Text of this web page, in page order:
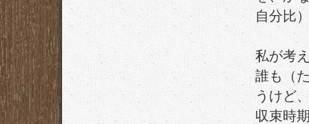
自分比
私が考
誰も（
うけど
収束時